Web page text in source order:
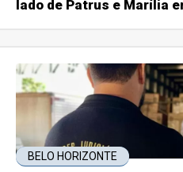
lado de Patrus e Marília
BELO HORIZONTE